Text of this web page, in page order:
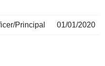
Principal 01/01/2020